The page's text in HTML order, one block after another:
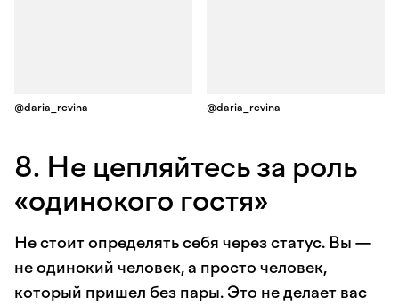
@daria_revina @daria_revina
8. Не цепляйтесь за роль
«одинокого гостя»
Не стоит определять себя через статус. Вы —
не одинокий человек, а просто человек,
который пришел без пары. Это не делает вас